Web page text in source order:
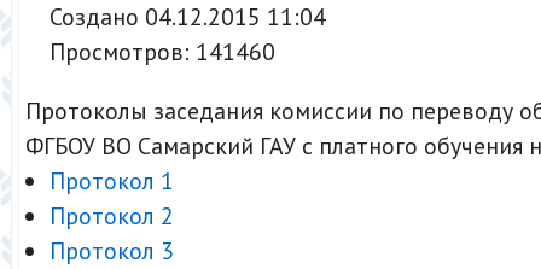
Создано 04.12.2015 11:04
Просмотров: 141460
Протоколы заседания комиссии по переводу
ФГБОУ ВО Самарский ГАУ с платного обучения
Протокол 1
Протокол 2
Протокол 3